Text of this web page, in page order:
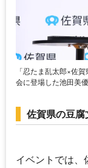
「忍たま乱太郎×佐
会に登場した池田美優
佐賀県の豆
イベントでは